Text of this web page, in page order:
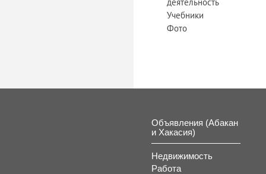
Учебники
Фото
Объявления (Абакан
и Хакасия)
Недвижимость
Работа